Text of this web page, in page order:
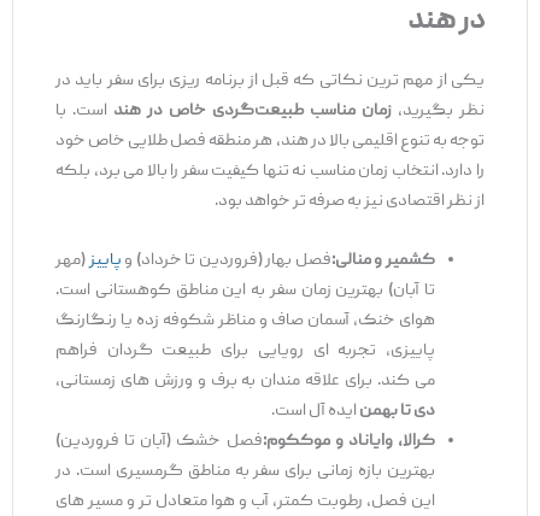
در هند
یکی از مهم ‌ترین نکاتی که قبل از برنامه ‌ریزی برای سفر باید در
نظر بگیرید،زمان مناسب طبیعت‌گردی خاص در هنداست. با
توجه به تنوع اقلیمی بالا در هند، هر منطقه فصل طلایی خاص خود
را دارد. انتخاب زمان مناسب نه ‌تنها کیفیت سفر را بالا می ‌برد، بلکه
از نظر اقتصادی نیز به صرفه ‌تر خواهد بود.
کشمیر و منالی:فصل بهار (فروردین تا خرداد) و پاییز(مهر
تا آبان) بهترین زمان سفر به این مناطق کوهستانی است.
هوای خنک، آسمان صاف و مناظر شکوفه ‌زده یا رنگارنگ
پاییزی، تجربه ‌ای رویایی برای طبیعت ‌گردان فراهم
می ‌کند. برای علاقه ‌مندان به برف و ورزش ‌های زمستانی،
دی تا بهمنایده ‌آل است.
کرالا، وایاناد و موککوم:فصل خشک (آبان تا فروردین)
بهترین بازه زمانی برای سفر به مناطق گرمسیری است. در
این فصل، رطوبت کمتر، آب ‌و هوا متعادل ‌تر و مسیر های